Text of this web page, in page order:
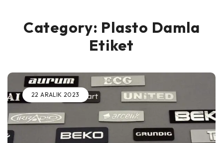
Category: Plasto Damla
Etiket
22 ARALIK 2023